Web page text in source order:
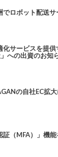
でロボット配送
化サービスを提
への出資のお知
の自社EC拡
証（MFA）」機